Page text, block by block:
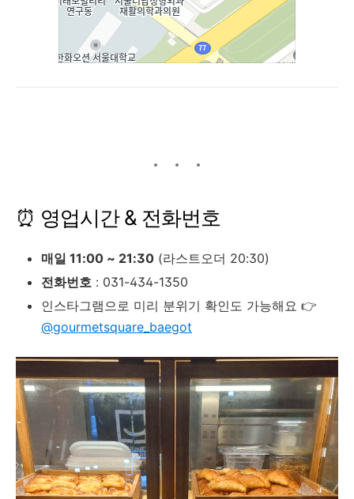
⏰ 영업시간 & 전화번호
매일 11:00 ~ 21:30 (라스트오더 20:30)
전화번호 : 031-434-1350
인스타그램으로 미리 분위기 확인도 가능해요 👉
@gourmetsquare_baegot